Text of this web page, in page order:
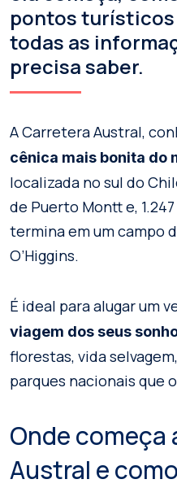
pontos
todas as
precisa saber.
A Carretera Austral,
cênica mais bonita do
localizada no sul do
de Puerto Montt e,
termina em um campo
O’Higgins.
É ideal para alugar um
viagem dos seus
florestas, vida
parques nacionais que
Onde começa
Austral e